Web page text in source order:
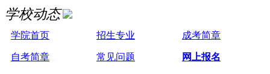
学校动态
学院首页 招生专业 成考简章
自考简章 常见问题 网上报名